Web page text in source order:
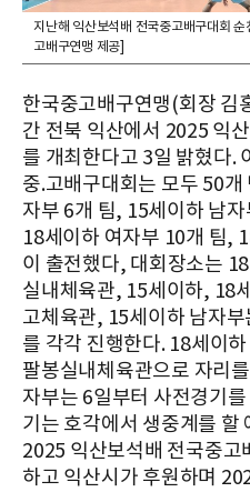
지난해 익산보석배 전국중고배구대회
고배구연맹 제공]
한국중고배구연맹(회장 김
간 전북 익산에서 2025 익
를 개최한다고 3일 밝혔다.
중.고배구대회는 모두 50개
자부 6개 팀, 15세이하 남
18세이하 여자부 10개 팀,
이 출전했다, 대회장소는
실내체육관, 15세이하, 18
고체육관, 15세이하 남자부
를 각각 진행한다. 18세이
팔봉실내체육관으로 자리
자부는 6일부터 사전경기
기는 호각에서 생중계를 할
2025 익산보석배 전국중고
하고 익산시가 후원하며